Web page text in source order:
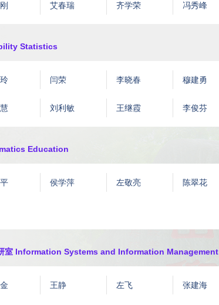
艾春瑞 齐学荣 冯秀峰
Statistics
闫荣 李晓春 穆建勇
刘利敏 王继霞 李俊芬
Education
侯学萍 左敬亮 陈翠花
室 Information Systems and Information Management
王静 左飞 张建海